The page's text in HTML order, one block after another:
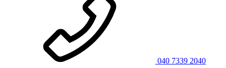
040 7339 2040